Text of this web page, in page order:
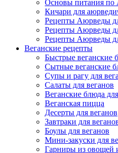
Основы питания по
Кичари для
Рецепты Аюрведы
Рецепты Аюрведы
Рецепты Аюрведы
Веганские рецепты
Быстрые веганские
Сытные веганские
Супы и рагу для
Салаты для веганов
Веганские блюда
Веганская пицца
Десерты для веганов
Завтраки для
Боулы для веганов
Мини-закуски для
Гарниры из овощей